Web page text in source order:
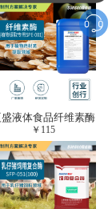
盛液体食品纤维素酶
(植物提取专用酶/解决
提取液混浊问题/降
黏)FFY-0651
￥ 115